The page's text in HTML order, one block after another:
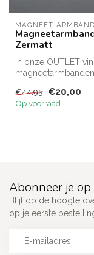
MAGNEET-
Zermatt
In onze OUTLET
gereduceerd t...
€44,95 €20,00
Op voorraad
Abonneer je
Blijf op de hoogte
op je eerste